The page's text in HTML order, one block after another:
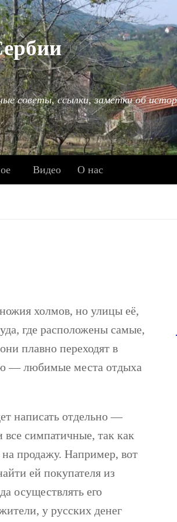
советы, ссылки, заметки об
Видео О нас
холмов, но улицы её,
где расположены самые,
плавно переходят в
— любимые места отдыха
написать отдельно —
симпатичные, так как
продажу. Например, вот
ей покупателя из
осуществлять его
у русских денег